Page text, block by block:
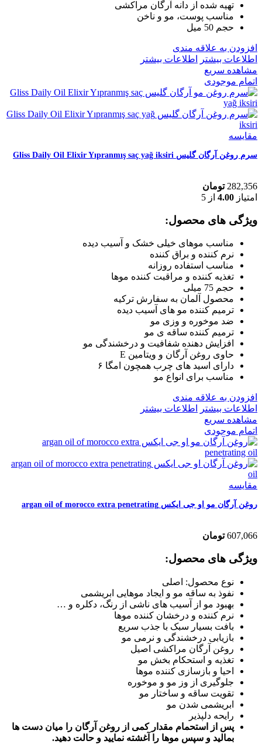
تهیه شده از دانه آرگان مراکشی
مناسب پوست، مو و ناخن
حجم 50 میل
افزودن به علاقه مندی
اطلاعات بیشتر
اطلاعات بیشتر
مشاهده سریع
اتمام موجودی
مقایسه
سرم روغن آرگان گلیس Gliss Daily Oil Elixir Yıpranmış saç yağ iksiri
282,356 تومان
امتیاز 4.00 از 5
ویژگی های محصول:
مناسب موهای خیلی خشک و آسیب دیده
نرم کننده و براق کننده
مناسب استفاده روزانه
تغذیه کننده و مراقبت کننده موها
حجم 75 میلی
محصول آلمان به سفارش ترکیه
ترمیم کننده مو های آسیب دیده
ضد موخوره و وزی مو
ترمیم کننده ساقه ی مو
افزایش دهنده شفافیت و درخشندگی مو
حاوی روغن آرگان و ویتامین E
دارای اسید های چرب همچون امگا ۶
مناسب برای انواع مو
افزودن به علاقه مندی
اطلاعات بیشتر
اطلاعات بیشتر
مشاهده سریع
اتمام موجودی
مقایسه
روغن آرگان مو او جی ایکس argan oil of morocco extra penetrating
607,066 تومان
ویژگی های محصول:
نوع محصول: اصلی
نفوذ به ساقه مو و ایجاد موهایی ابریشمی
بهبود مو از آسیب های ناشی از رنگ، دکلره و …
نرم کننده و درخشان کننده موها
بافت بسیار سبک با جذب سریع
بازیابی درخشندگی و نرمی مو
روغن آرگان مراکشی اصیل
تغذیه و استحکام بخش مو
احیا و بازسازی کننده موها
جلوگیری از وز مو و موخوره
تقویت ساقه و ساختار مو
ابریشمی شدن مو
رایحه دلپذیر
پس از استحمام مقدار کمی از روغن آرگان را میان دست ها
بمالید و سپس موها را آغشته نمایید و حالت دهید.